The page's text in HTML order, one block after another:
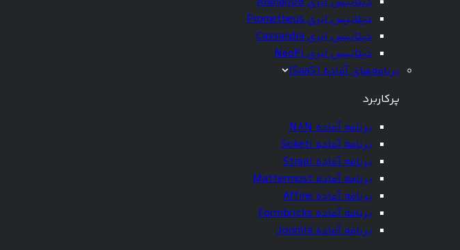
دیتابیس ابری Prometheus
دیتابیس ابری Cassandra
دیتابیس ابری Neo4j
برنامه‌های آماده (SaaS)
پرکاربرد
برنامه آماده N8N
برنامه آماده Soketi
برنامه آماده Strapi
برنامه آماده Mattermost
برنامه آماده Affine
برنامه آماده Formbricks
برنامه آماده Joomla